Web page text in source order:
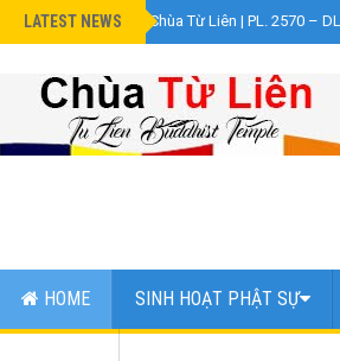
LATEST NEWS
»Đại Lễ Phật Đản Chùa Từ Liên | PL. 2570 –
HOME SINH HOẠT PHẬT SỰ